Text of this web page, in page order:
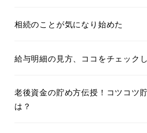
相続のことが気になり始めた
給与明細の見方、ココをチェック
老後資金の貯め方伝授！コツコツ
は？